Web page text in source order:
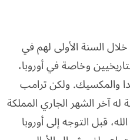
خلال السنة الأولى لهم في
وخاصة في أوروبا،
والمكسيك. ولكن ترامب
آخر الشهر الجاري المملكة
قبل التوجه إلى أوروبا